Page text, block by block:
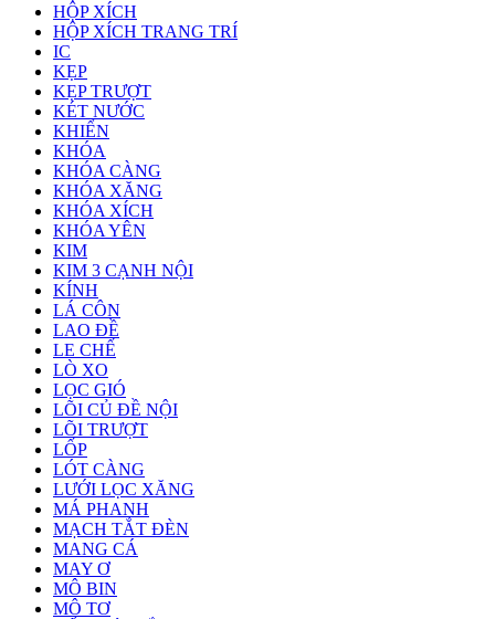
HỘP XÍCH
HỘP XÍCH TRANG TRÍ
IC
KẸP
KẸP TRƯỢT
KÉT NƯỚC
KHIỂN
KHÓA
KHÓA CÀNG
KHÓA XĂNG
KHÓA XÍCH
KHÓA YÊN
KIM
KIM 3 CẠNH NỘI
KÍNH
LÁ CÔN
LAO ĐỀ
LE CHẾ
LÒ XO
LỌC GIÓ
LÕI CỦ ĐỀ NỘI
LÕI TRƯỢT
LỐP
LÓT CÀNG
LƯỚI LỌC XĂNG
MÁ PHANH
MẠCH TẮT ĐÈN
MANG CÁ
MAY Ơ
MÔ BIN
MÔ TƠ